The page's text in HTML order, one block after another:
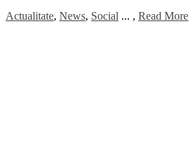
Actualitate, News, Social ... , Read More